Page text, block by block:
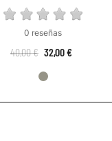
0 reseñas
40,00 € 32,00 €